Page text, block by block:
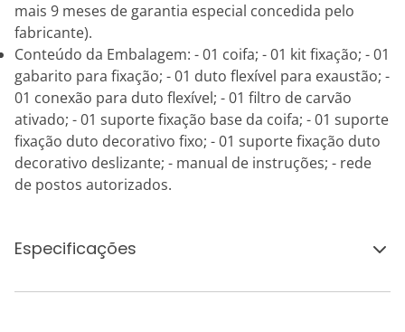
mais 9 meses de garantia especial concedida pelo
fabricante).
Conteúdo da Embalagem: - 01 coifa; - 01 kit fixação; - 01
gabarito para fixação; - 01 duto flexível para exaustão; -
01 conexão para duto flexível; - 01 filtro de carvão
ativado; - 01 suporte fixação base da coifa; - 01 suporte
fixação duto decorativo fixo; - 01 suporte fixação duto
decorativo deslizante; - manual de instruções; - rede
de postos autorizados.
Especificações